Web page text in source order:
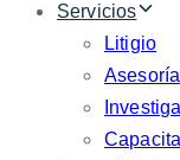
Servicios
Litigio
Asesoría